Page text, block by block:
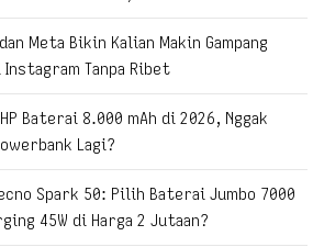
Meta Bikin Kalian Makin Gampang
Tanpa Ribet
Baterai 8.000 mAh di 2026, Nggak
Lagi?
Spark 50: Pilih Baterai Jumbo 7000
45W di Harga 2 Jutaan?